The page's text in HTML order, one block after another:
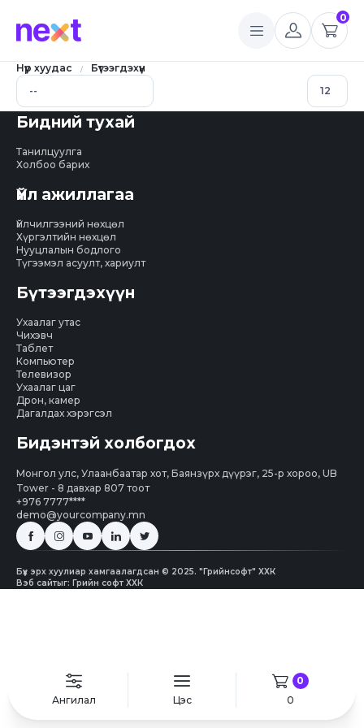
0
Нүүр хуудас Бүтээгдэхүүн
Ангилал Цэс
0
0
Бидний тухай
Танилцуулга
Холбоо барих
Үйл ажиллагаа
Үйлчилгээний нөхцөл
Хүргэлтийн нөхцөл
Нууцлалын бодлого
Түгээмэл асуулт, хариулт
Бүтээгдэхүүн
Ухаалаг утас
Чихэвч
Таблет
Компьютер
Телевизор
Ухаалаг цаг
Дрон, камер
Дагалдах хэрэгсэл
Бидэнтэй холбогдох
Монгол улс, Улаанбаатар хот, Баянзүрх дүүрэг, 25-р хороо, UB
Tower - 8 давхар 807 тоот
+976 7777****
demo@yourcompany.mn
Бүх эрх хуулиар хамгаалагдсан © 2025. "Грийнсофт" ХХК
Вэб сайтыг: Грийн софт ХХК